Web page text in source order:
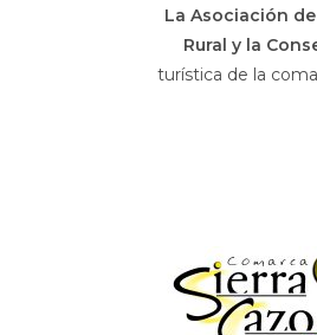
La Asociación
Rural y la
turística de la